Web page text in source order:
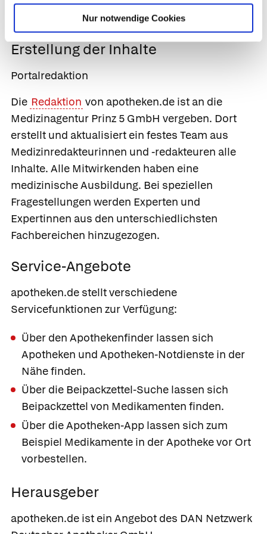
Nur notwendige Cookies
Erstellung der Inhalte
Portalredaktion
Die Redaktion von apotheken.de ist an die
Medizinagentur Prinz 5 GmbH vergeben. Dort
erstellt und aktualisiert ein festes Team aus
Medizinredakteurinnen und -redakteuren alle
Inhalte. Alle Mitwirkenden haben eine
medizinische Ausbildung. Bei speziellen
Fragestellungen werden Experten und
Expertinnen aus den unterschiedlichsten
Fachbereichen hinzugezogen.
Service-Angebote
apotheken.de stellt verschiedene
Servicefunktionen zur Verfügung:
Über den Apothekenfinder lassen sich
Apotheken und Apotheken-Notdienste in der
Nähe finden.
Über die Beipackzettel-Suche lassen sich
Beipackzettel von Medikamenten finden.
Über die Apotheken-App lassen sich zum
Beispiel Medikamente in der Apotheke vor Ort
vorbestellen.
Herausgeber
apotheken.de ist ein Angebot des DAN Netzwerk